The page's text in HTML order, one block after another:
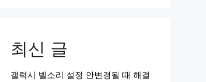
최신 글
갤럭시 벨소리 설정 안변경될 때 해결